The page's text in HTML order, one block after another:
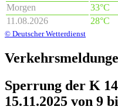
Morgen
33°C
11.08.2026
28°C
© Deutscher Wetterdienst
Sperrung der K
15.11.2025 von 9